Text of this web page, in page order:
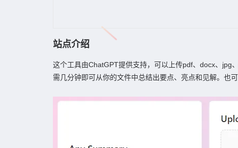
站点介绍
这个工具由ChatGPT提供支持，可以上传pdf、docx、jpg
需几分钟即可从你的文件中总结出要点、亮点和见解。也